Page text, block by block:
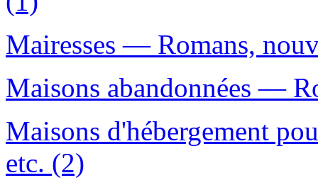
Mairesses — Romans,
Maisons abandonnées —
Maisons d'hébergement
etc. (2)